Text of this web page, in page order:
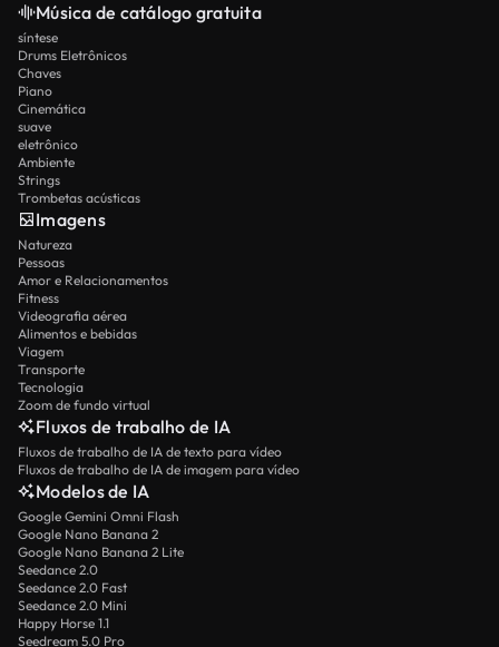
Música de catálogo gratuita
síntese
Drums Eletrônicos
Chaves
Piano
Cinemática
suave
eletrônico
Ambiente
Strings
Trombetas acústicas
Imagens
Natureza
Pessoas
Amor e Relacionamentos
Fitness
Videografia aérea
Alimentos e bebidas
Viagem
Transporte
Tecnologia
Zoom de fundo virtual
Fluxos de trabalho de IA
Fluxos de trabalho de IA de texto para vídeo
Fluxos de trabalho de IA de imagem para vídeo
Modelos de IA
Google Gemini Omni Flash
Google Nano Banana 2
Google Nano Banana 2 Lite
Seedance 2.0
Seedance 2.0 Fast
Seedance 2.0 Mini
Happy Horse 1.1
Seedream 5.0 Pro